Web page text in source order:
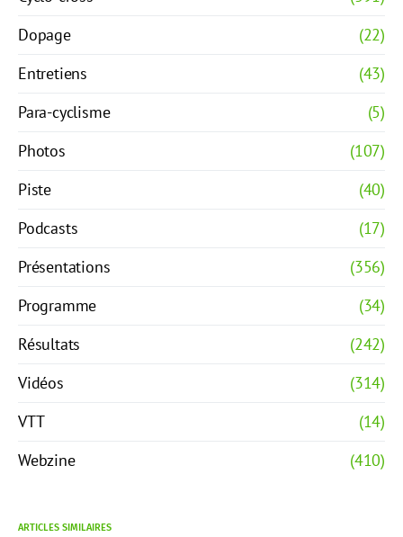
Dopage
(22)
Entretiens
(43)
Para-cyclisme
(5)
Photos
(107)
Piste
(40)
Podcasts
(17)
Présentations
(356)
Programme
(34)
Résultats
(242)
Vidéos
(314)
VTT
(14)
Webzine
(410)
ARTICLES SIMILAIRES